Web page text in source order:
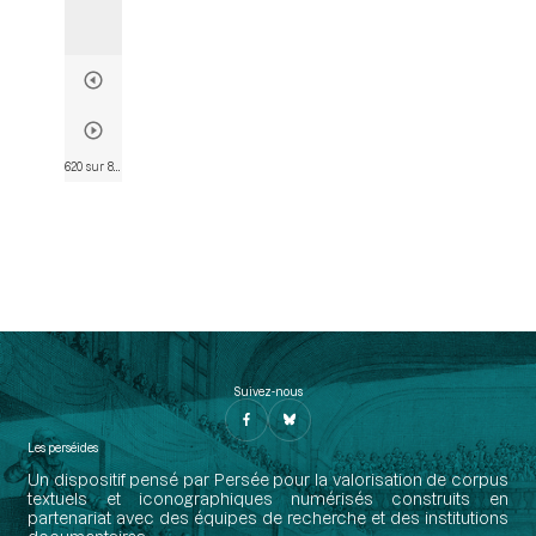
Suivez-nous
Les perséides
Un dispositif pensé par Persée pour la valorisation de corpus
textuels et iconographiques numérisés construits en
partenariat avec des équipes de recherche et des institutions